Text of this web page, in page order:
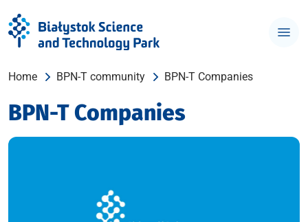
Home BPN-T community BPN-T Companies
BPN-T Companies